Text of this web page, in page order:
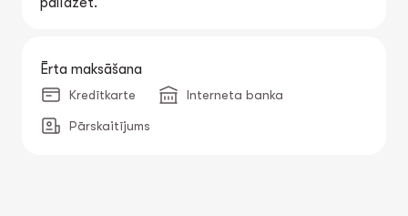
Ērta maksāšana
Kredītkarte Interneta banka
Pārskaitījums